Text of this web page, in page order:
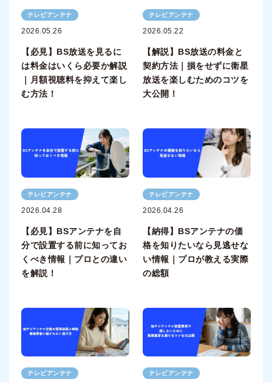
テレビアンテナ
2026.05.26
【必見】BS放送を見るに
は料金はいくら必要か解説
｜月額視聴料を抑えて楽し
む方法！
テレビアンテナ
2026.05.22
【解説】BS放送の料金と
契約方法｜損をせずに衛星
放送を楽しむためのコツを
大公開！
テレビアンテナ
2026.04.28
【必見】BSアンテナを自
分で設置する前に知ってお
くべき情報｜プロとの違い
を解説！
テレビアンテナ
2026.04.26
【納得】BSアンテナの価
格を知りたいなら見逃せな
い情報｜プロが教える実際
の総額
テレビアンテナ テレビアンテナ